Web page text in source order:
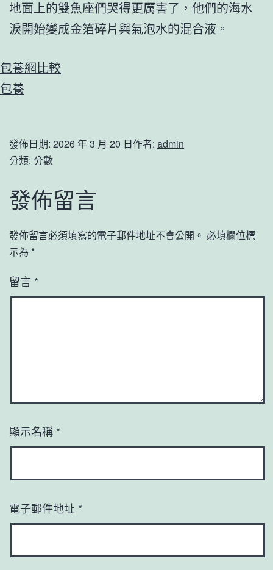
地面上的雙魚座們哭得更厲害了，他們的海水
淚開始變成金箔碎片與氣泡水的混合液。
包養網比較
包養
發佈日期: 2026 年 3 月 20 日作者: admin
分類: 分數
發佈留言
發佈留言必須填寫的電子郵件地址不會公開。 必填欄位標
示為 *
留言 *
顯示名稱 *
電子郵件地址 *